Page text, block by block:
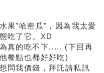
果"哈密瓜"，因為我太愛
吃了它。XD
真的吃不下..... (下回再
餐點也都好好吃)
問我價錢，拜託請私訊